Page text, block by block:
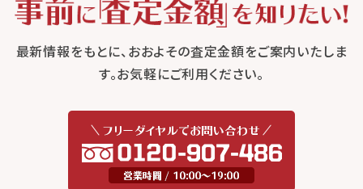
最新情報をもとに、おおよその査定金額をご案内いたしま
す。お気軽にご利用ください。